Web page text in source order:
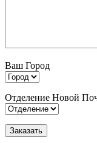
Ваш Город
Отделение Новой